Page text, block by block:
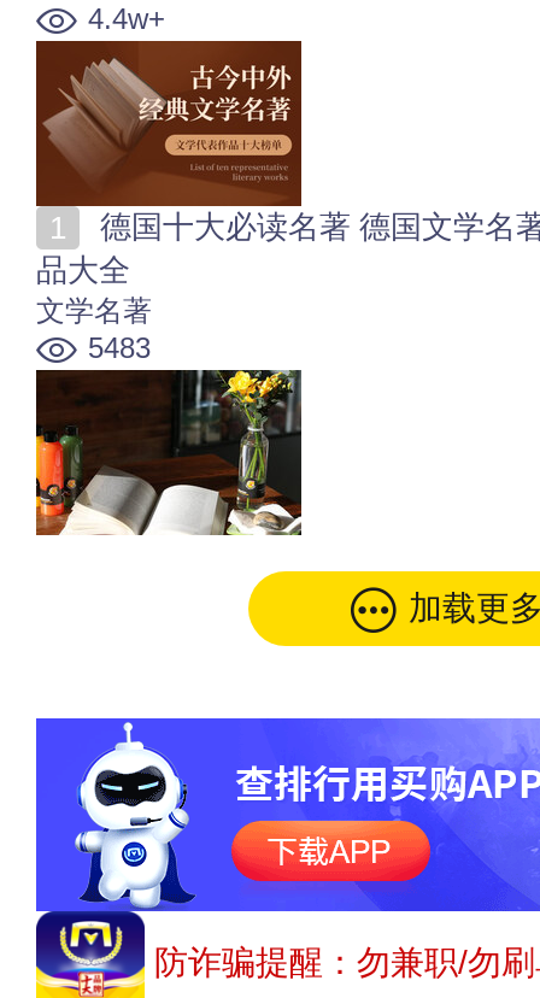
4.4w+
品大全
文学名著
5483
加载更
防诈骗提醒：勿兼职/勿